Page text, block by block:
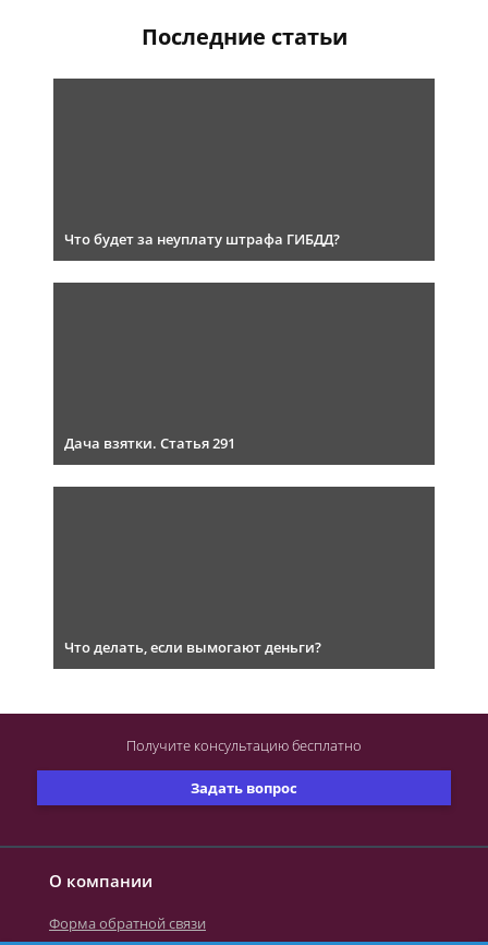
Последние статьи
Что будет за неуплату штрафа ГИБДД?
Дача взятки. Статья 291
Что делать, если вымогают деньги?
О компании
Форма обратной связи
Задать вопрос
Получите консультациюбесплатно